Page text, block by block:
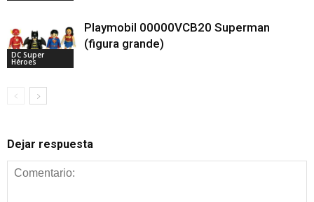
DC Super
Héroes
Playmobil 00000VCB20 Superman
(figura grande)
Dejar respuesta